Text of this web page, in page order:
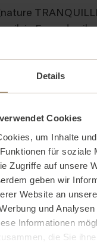
Details
Cookies
um Inhalte
für soziale
Zugriffe auf unsere
geben wir
Website an
und
Informationen
die Sie
in Form des
überall eine
werden.
und dort
Wirkung
und zutiefst
das tägliche
EXTRACT, 4-TERT-
COUMARIN, LINALOOL,